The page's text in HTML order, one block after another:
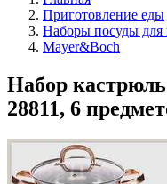
Приготовление еды
Наборы посуды для
Mayer&Boch
Набор
28811, 6